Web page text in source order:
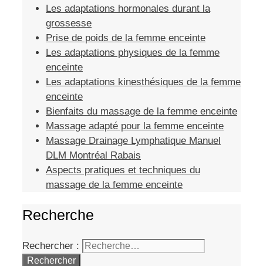
Les adaptations hormonales durant la
grossesse
Prise de poids de la femme enceinte
Les adaptations physiques de la femme
enceinte
Les adaptations kinesthésiques de la femme
enceinte
Bienfaits du massage de la femme enceinte
Massage adapté pour la femme enceinte
Massage Drainage Lymphatique Manuel
DLM Montréal Rabais
Aspects pratiques et techniques du
massage de la femme enceinte
Recherche
Rechercher :